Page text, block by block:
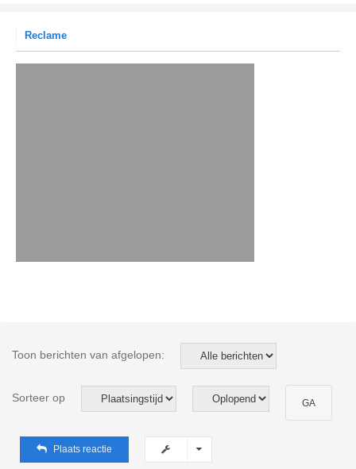
Reclame
Toon berichten van afgelopen:
Sorteer op
Plaats reactie